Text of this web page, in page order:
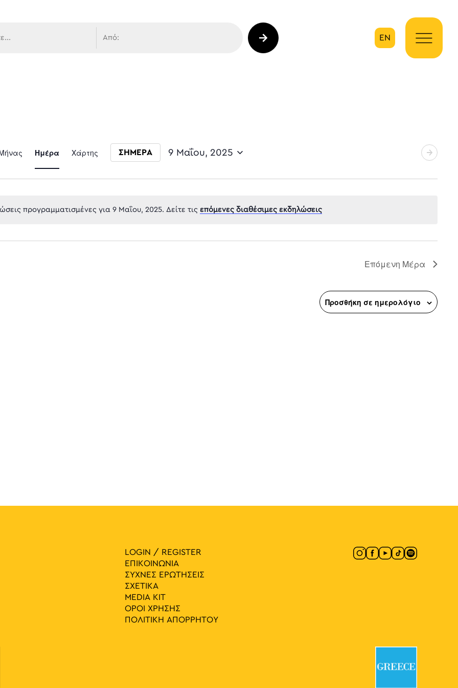
EN
προγραμματισμένες για 9 Μαΐου, 2025. Δείτε τις επόμενες διαθέσιμες εκδηλώσεις
Event
Views
Navigation
Ημέρα Χάρτης ΣΗΜΕΡΑ 9 Μαΐου, 2025
Επόμενη Μέρα
Προσθήκη σε ημερολόγιο
LOGIN / REGISTER
ΕΠΙΚΟΙΝΩΝΙΑ
ΣΥΧΝΕΣ ΕΡΩΤΗΣΕΙΣ
ΣΧΕΤΙΚΑ
MEDIA ΚIT
ΟΡΟΙ ΧΡΗΣΗΣ
ΠΟΛΙΤΙΚΗ ΑΠΟΡΡΗΤΟΥ